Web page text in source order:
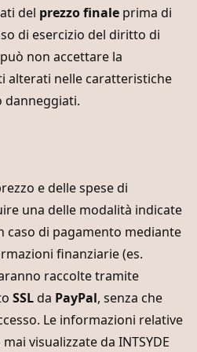
del prezzo finale prima di
di esercizio del diritto di
può non accettare la
alterati nelle caratteristiche
danneggiati.
e delle spese di
una delle modalità indicate
caso di pagamento mediante
finanziarie (es.
raccolte tramite
SSLda PayPal, senza che
Le informazioni relative
visualizzate da INTSYDE